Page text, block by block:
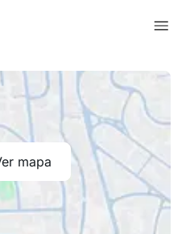
mapa